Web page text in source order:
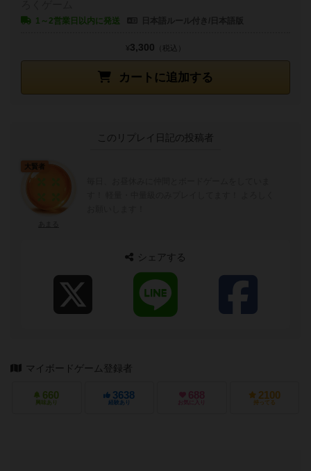
1～2営業日以内に発送
カートに追加する
¥3,300 （税込）
このリプレイ日記の投稿者
大賢者
シェアする
マイボードゲーム登録者
660
興味あり
3638
経験あり
688
お気に入り
2100
持ってる